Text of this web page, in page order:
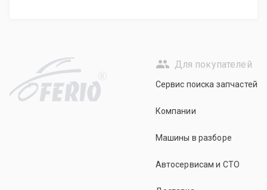
R
Для покупателей
Сервис поиска запчастей
Компании
Машины в разборе
Автосервисам и СТО